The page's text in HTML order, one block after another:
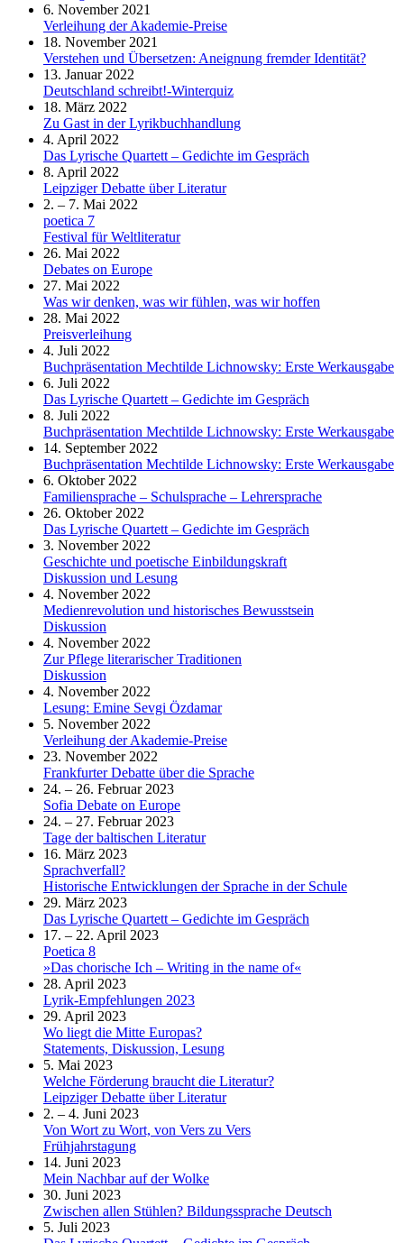
6. November 2021
Verleihung der Akademie-Preise
18. November 2021
Verstehen und Übersetzen: Aneignung fremder Identität?
13. Januar 2022
Deutschland schreibt!-Winterquiz
18. März 2022
Zu Gast in der Lyrikbuchhandlung
4. April 2022
Das Lyrische Quartett – Gedichte im Gespräch
8. April 2022
Leipziger Debatte über Literatur
2. – 7. Mai 2022
poetica 7
Festival für Weltliteratur
26. Mai 2022
Debates on Europe
27. Mai 2022
Was wir denken, was wir fühlen, was wir hoffen
28. Mai 2022
Preisverleihung
4. Juli 2022
Buchpräsentation Mechtilde Lichnowsky: Erste Werkausgabe
6. Juli 2022
Das Lyrische Quartett – Gedichte im Gespräch
8. Juli 2022
Buchpräsentation Mechtilde Lichnowsky: Erste Werkausgabe
14. September 2022
Buchpräsentation Mechtilde Lichnowsky: Erste Werkausgabe
6. Oktober 2022
Familiensprache – Schulsprache – Lehrersprache
26. Oktober 2022
Das Lyrische Quartett – Gedichte im Gespräch
3. November 2022
Geschichte und poetische Einbildungskraft
Diskussion und Lesung
4. November 2022
Medienrevolution und historisches Bewusstsein
Diskussion
4. November 2022
Zur Pflege literarischer Traditionen
Diskussion
4. November 2022
Lesung: Emine Sevgi Özdamar
5. November 2022
Verleihung der Akademie-Preise
23. November 2022
Frankfurter Debatte über die Sprache
24. – 26. Februar 2023
Sofia Debate on Europe
24. – 27. Februar 2023
Tage der baltischen Literatur
16. März 2023
Sprachverfall?
Historische Entwicklungen der Sprache in der Schule
29. März 2023
Das Lyrische Quartett – Gedichte im Gespräch
17. – 22. April 2023
Poetica 8
»Das chorische Ich – Writing in the name of«
28. April 2023
Lyrik-Empfehlungen 2023
29. April 2023
Wo liegt die Mitte Europas?
Statements, Diskussion, Lesung
5. Mai 2023
Welche Förderung braucht die Literatur?
Leipziger Debatte über Literatur
2. – 4. Juni 2023
Von Wort zu Wort, von Vers zu Vers
Frühjahrstagung
14. Juni 2023
Mein Nachbar auf der Wolke
30. Juni 2023
Zwischen allen Stühlen? Bildungssprache Deutsch
5. Juli 2023